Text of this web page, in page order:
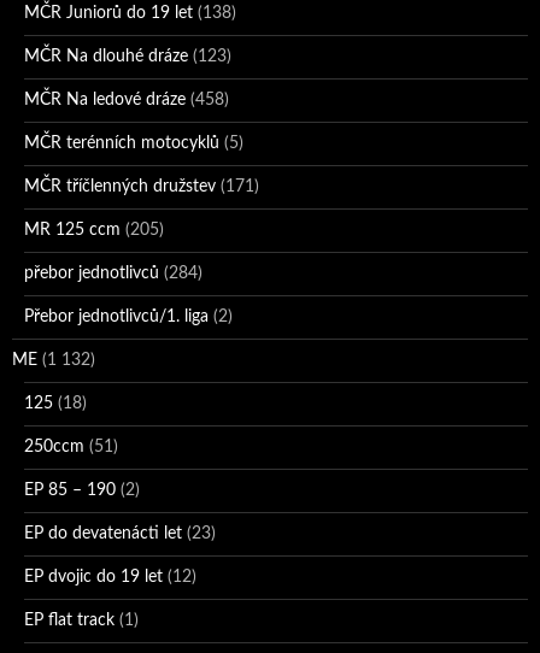
MČR Juniorů do 19 let (138)
MČR Na dlouhé dráze (123)
MČR Na ledové dráze (458)
MČR terénních motocyklů (5)
MČR tříčlenných družstev (171)
MR 125 ccm (205)
přebor jednotlivců (284)
Přebor jednotlivců/1. liga (2)
ME (1 132)
125 (18)
250ccm (51)
EP 85 – 190 (2)
EP do devatenácti let (23)
EP dvojic do 19 let (12)
EP flat track (1)